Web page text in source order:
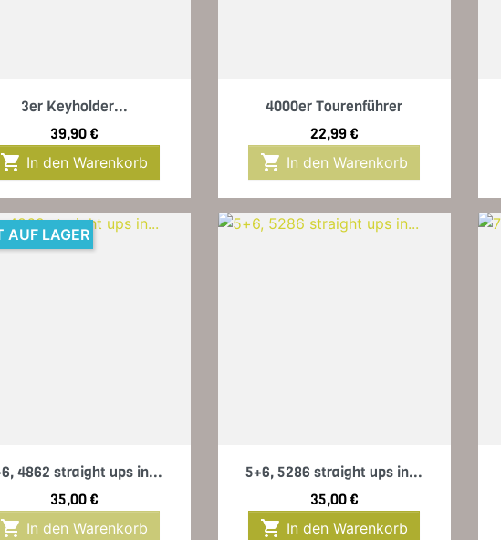
 Vorschau
3er Keyholder...
Preis
39,90 €
 In den Warenkorb
Vorschau
4000er Tourenführer
Preis
22,99 €
 In den Warenkorb
 Vorschau
4862 straight ups in...
Preis
35,00 €
 In den Warenkorb
AUF LAGER
 Vorschau
5+6, 5286 straight ups in...
Preis
35,00 €
 In den Warenkorb